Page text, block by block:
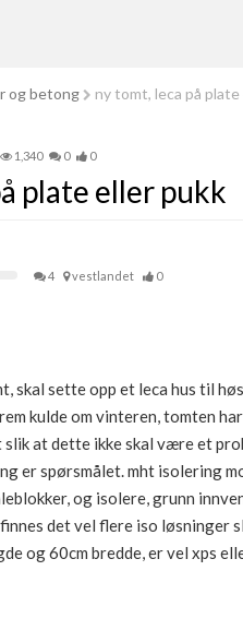
og betong ny tomt, leca på
1,340 0 0
plate eller pukk
4 vestlandet 0
skal sette opp et leca hus til
kulde om vinteren, tomten
at dette ikke skal være et
er spørsmålet. mht isolering
og isolere, grunn
det vel flere iso løsninger
og 60cm bredde, er vel xps